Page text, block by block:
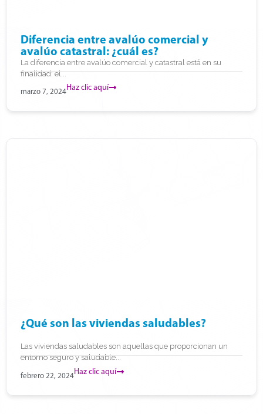
Diferencia entre avalúo comercial y
avalúo catastral: ¿cuál es?
La diferencia entre avalúo comercial y catastral está en su
finalidad: el...
marzo 7, 2024Haz clic aquí
¿Qué son las viviendas saludables?
Las viviendas saludables son aquellas que proporcionan un
entorno seguro y saludable...
febrero 22, 2024Haz clic aquí